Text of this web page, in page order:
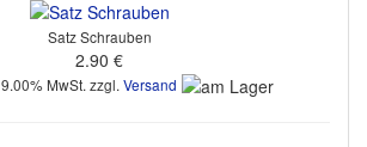
Satz Schrauben
2.90 €
MwSt. zzgl. Versand